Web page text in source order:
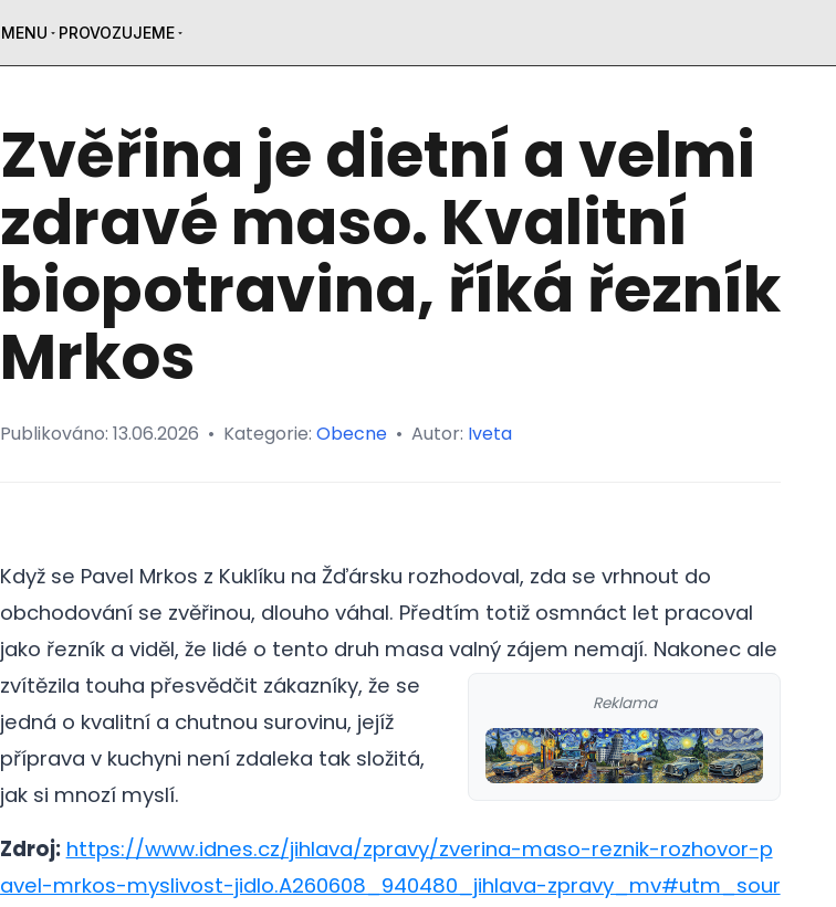
MENU PROVOZUJEME
Zvěřina je dietní a velmi
zdravé maso. Kvalitní
biopotravina, říká řezník
Mrkos
Publikováno: 13.06.2026 • Kategorie: Obecne • Autor: Iveta
Když se Pavel Mrkos z Kuklíku na Žďársku rozhodoval, zda se vrhnout do
obchodování se zvěřinou, dlouho váhal. Předtím totiž osmnáct let pracoval
jako řezník a viděl, že lidé o tento druh masa valný zájem nemají.
Reklama
Nakonec ale
zvítězila touha přesvědčit zákazníky, že se
jedná o kvalitní a chutnou surovinu, jejíž
příprava v kuchyni není zdaleka tak složitá,
jak si mnozí myslí.
Zdroj: https://www.idnes.cz/jihlava/zpravy/zverina-maso-reznik-rozhovor-p
avel-mrkos-myslivost-jidlo.A260608_940480_jihlava-zpravy_mv#utm_sour